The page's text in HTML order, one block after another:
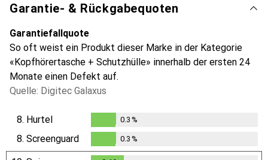
Garantie- & Rückgabequoten
Garantiefallquote
So oft weist ein Produkt dieser Marke in der Kategorie
«Kopfhörertasche + Schutzhülle» innerhalb der ersten 24
Monate einen Defekt auf.
Quelle: Digitec Galaxus
8. Hurtel
0.3%
0.3 %
8. Screenguard
0.3%
0.3 %